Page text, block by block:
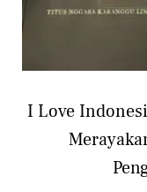
I Love